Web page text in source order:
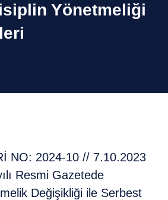
Yönetmeliği
NO: 2024-10 // 7.10.2023
Resmi Gazetede
Değişikliği ile Serbest